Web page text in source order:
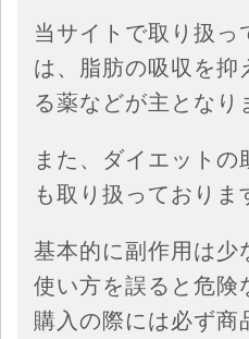
当サイトで取り扱
は、脂肪の吸収を抑
る薬などが主となり
また、ダイエット
も取り扱っておりま
基本的に副作用は少
使い方を誤ると危険
購入の際には必ず商